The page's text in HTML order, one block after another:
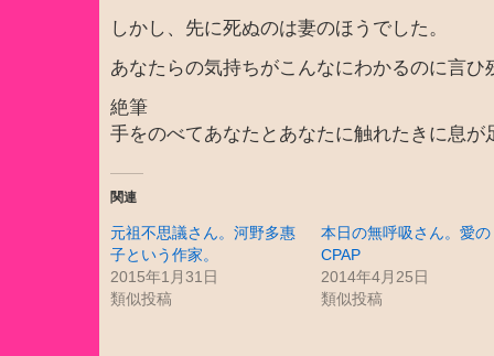
しかし、先に死ぬのは妻のほうでした。
あなたらの気持ちがこんなにわかるのに言ひ
絶筆
手をのべてあなたとあなたに触れたきに息が
関連
元祖不思議さん。河野多惠
子という作家。
2015年1月31日
類似投稿
本日の無呼吸さん。愛の
CPAP
2014年4月25日
類似投稿